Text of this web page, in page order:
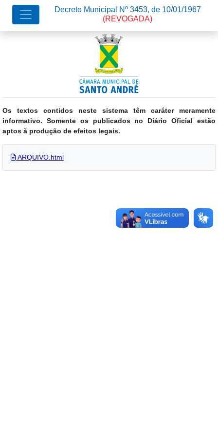
Os textos contidos neste sistema têm caráter meramente
informativo. Somente os publicados no Diário Oficial estão
aptos à produção de efeitos legais.
Decreto Municipal Nº 3453, de 10/01/1967
(REVOGADA)
ARQUIVO.html